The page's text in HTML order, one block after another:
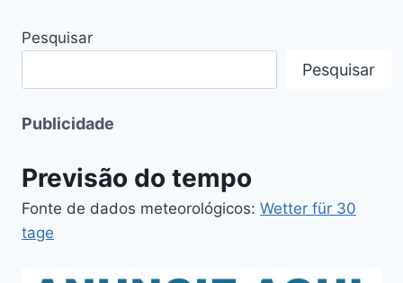
Pesquisar
Pesquisar
Publicidade
Previsão do tempo
Fonte de dados meteorológicos: Wetter für 30
tage